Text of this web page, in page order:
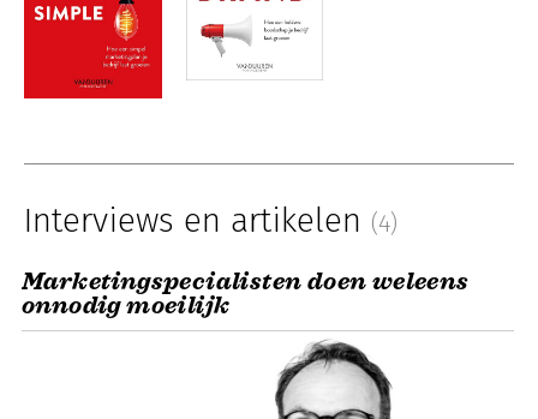
Interviews en artikelen (4)
Marketingspecialisten doen weleens
onnodig moeilijk